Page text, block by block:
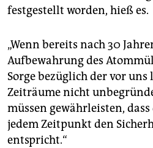
festgestellt worden, hieß es.
„Wenn bereits nach 30
Aufbewahrung des
Sorge bezüglich der vor
Zeiträume nicht
müssen gewährleisten,
jedem Zeitpunkt den
entspricht.“